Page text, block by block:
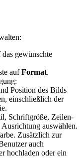
gewünschte
aufFormat.
Position des Bilds
einschließlich der
Schriftgröße, Zeilen-
auswählen.
Zusätzlich zur
auch
hochladen oder ein